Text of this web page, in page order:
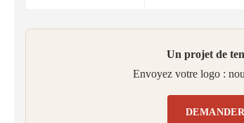
Un projet de
Envoyez votre logo :